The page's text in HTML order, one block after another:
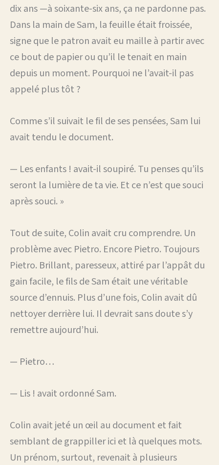
dix ans —à soixante-six ans, ça ne pardonne pas.
Dans la main de Sam, la feuille était froissée,
signe que le patron avait eu maille à partir avec
ce bout de papier ou qu’il le tenait en main
depuis un moment. Pourquoi ne l’avait-il pas
appelé plus tôt ?
Comme s’il suivait le fil de ses pensées, Sam lui
avait tendu le document.
— Les enfants ! avait-il soupiré. Tu penses qu’ils
seront la lumière de ta vie. Et ce n’est que souci
après souci. »
Tout de suite, Colin avait cru comprendre. Un
problème avec Pietro. Encore Pietro. Toujours
Pietro. Brillant, paresseux, attiré par l’appât du
gain facile, le fils de Sam était une véritable
source d’ennuis. Plus d’une fois, Colin avait dû
nettoyer derrière lui. Il devrait sans doute s’y
remettre aujourd’hui.
— Pietro…
— Lis ! avait ordonné Sam.
Colin avait jeté un œil au document et fait
semblant de grappiller ici et là quelques mots.
Un prénom, surtout, revenait à plusieurs